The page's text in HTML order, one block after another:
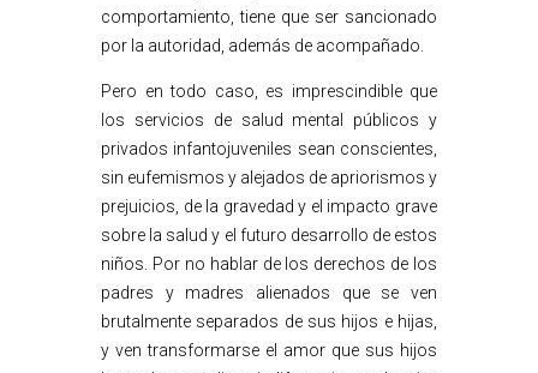
comportamiento, tiene que ser sancionado
por la autoridad, además de acompañado.
Pero en todo caso, es imprescindible que
los servicios de salud mental públicos y
privados infantojuveniles sean conscientes,
sin eufemismos y alejados de apriorismos y
prejuicios, de la gravedad y el impacto grave
sobre la salud y el futuro desarrollo de estos
niños. Por no hablar de los derechos de los
padres y madres alienados que se ven
brutalmente separados de sus hijos e hijas,
y ven transformarse el amor que sus hijos